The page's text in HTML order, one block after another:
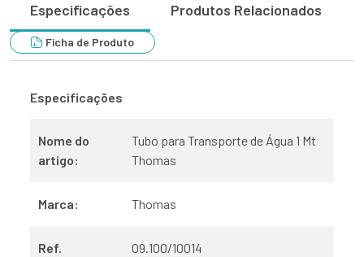
Especificações Produtos Relacionados
Ficha de Produto
Especificações
Nome do
artigo:
Tubo para Transporte de Água 1 Mt
Thomas
Marca: Thomas
Ref. 09.100/10014